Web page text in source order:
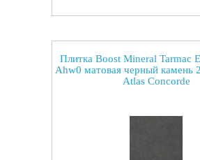
Плитка Boost Mineral Tarmac
Ahw0 матовая черный камень
Atlas Concorde